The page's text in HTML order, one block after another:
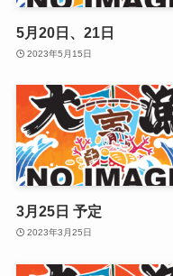
5月20日、21日
2023年5月15日
3月25日 予定
2023年3月25日